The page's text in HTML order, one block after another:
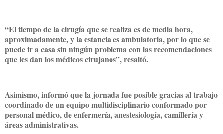
“El tiempo de la cirugía que se realiza es de media hora,
aproximadamente, y la estancia es ambulatoria, por lo que se
puede ir a casa sin ningún problema con las recomendaciones
que les dan los médicos cirujanos”, resaltó.
Asimismo, informó que la jornada fue posible gracias al trabajo
coordinado de un equipo multidisciplinario conformado por
personal médico, de enfermería, anestesiología, camillería y
áreas administrativas.